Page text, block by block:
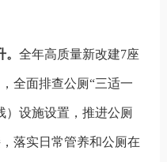
全年高质量新改建7座
全面排查公厕“三适一
）设施设置，推进公厕
落实日常管养和公厕在